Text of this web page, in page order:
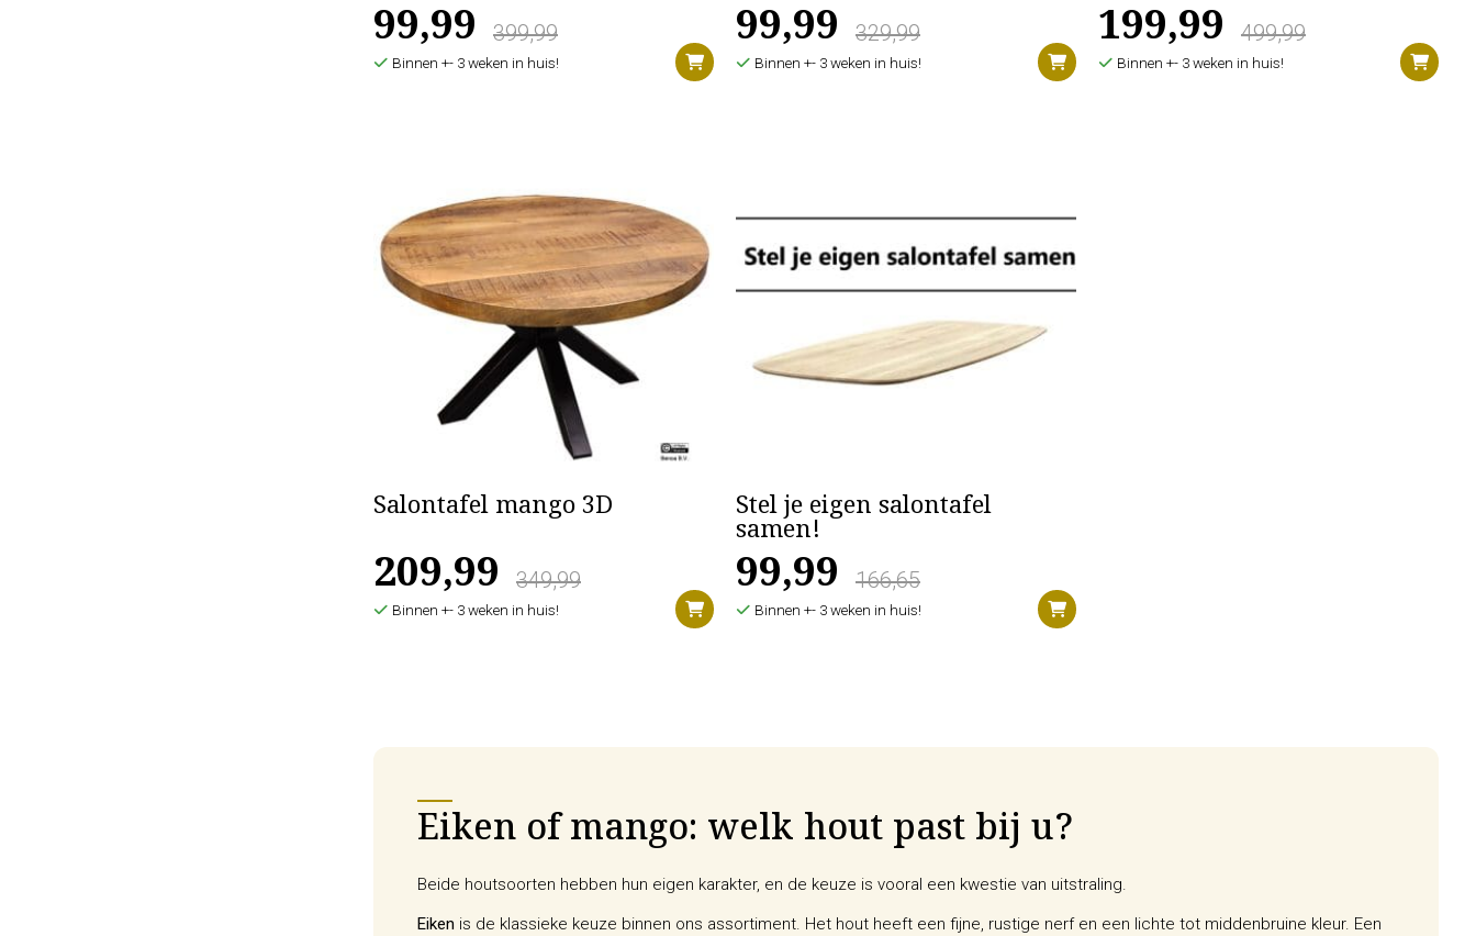
399,99
99,99
Binnen +- 3 weken in huis!
329,99
99,99
Binnen +- 3 weken in huis!
499,99
199,99
Binnen +- 3 weken in huis!
Salontafel mango 3D
349,99
209,99
Binnen +- 3 weken in huis!
Stel je eigen salontafel
samen!
166,65
99,99
Binnen +- 3 weken in huis!
Eiken of mango: welk hout past bij u?
Beide houtsoorten hebben hun eigen karakter, en de keuze is vooral een kwestie van uitstraling.
Eiken is de klassieke keuze binnen ons assortiment. Het hout heeft een fijne, rustige nerf en een lichte tot middenbruine kleur. Een